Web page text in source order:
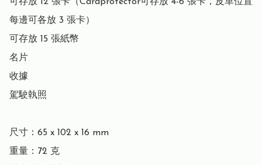
每邊可各放 3 張卡）
可存放 15 張紙幣
名片
收據
駕駛執照
尺寸：65 x 102 x 16 mm
重量：72 克